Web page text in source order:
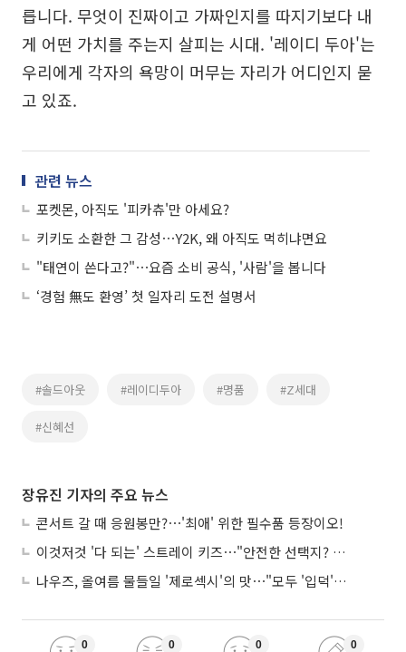
릅니다. 무엇이 진짜이고 가짜인지를 따지기보다 내
게 어떤 가치를 주는지 살피는 시대. '레이디 두아'는
우리에게 각자의 욕망이 머무는 자리가 어디인지 묻
고 있죠.
관련 뉴스
포켓몬, 아직도 '피카츄'만 아세요?
키키도 소환한 그 감성⋯Y2K, 왜 아직도 먹히냐면요
"태연이 쓴다고?"⋯요즘 소비 공식, '사람'을 봅니다
‘경험 無도 환영’ 첫 일자리 도전 설명서
#솔드아웃 #레이디두아 #명품 #Z세대
#신혜선
장유진 기자의 주요 뉴스
콘서트 갈 때 응원봉만?⋯'최애' 위한 필수품 등장이오!
이것저것 '다 되는' 스트레이 키즈⋯"안전한 선택지? 도전이 재밌죠"
나우즈, 올여름 물들일 '제로섹시'의 맛⋯"모두 '입덕'시킬 것"
0 0 0 0